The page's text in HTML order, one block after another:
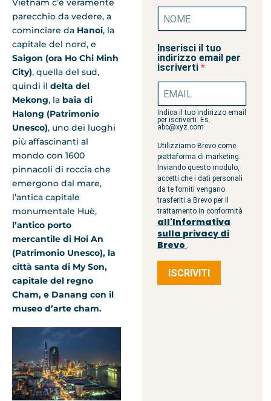
Vietnam c’è veramente
parecchio da vedere, a
cominciare da Hanoi, la
capitale del nord, e
Saigon (ora Ho Chi Minh
City), quella del sud,
quindi il delta del
Mekong, la baia di
Halong (Patrimonio
Unesco), uno dei luoghi
più affascinanti al
mondo con 1600
pinnacoli di roccia che
emergono dal mare,
l’antica capitale
monumentale Huè,
l’antico porto
mercantile di Hoi An
(Patrimonio Unesco), la
città santa di My Son,
capitale del regno
Cham, e Danang con il
museo d’arte cham.
Inserisci il tuo
indirizzo email per
iscriverti
Indica il tuo indirizzo email
per iscriverti. Es.
abc@xyz.com
Utilizziamo Brevo come
piattaforma di marketing.
Inviando questo modulo,
accetti che i dati personali
da te forniti vengano
trasferiti a Brevo per il
trattamento in conformità
all'Informativa
sulla privacy di
Brevo .
ISCRIVITI